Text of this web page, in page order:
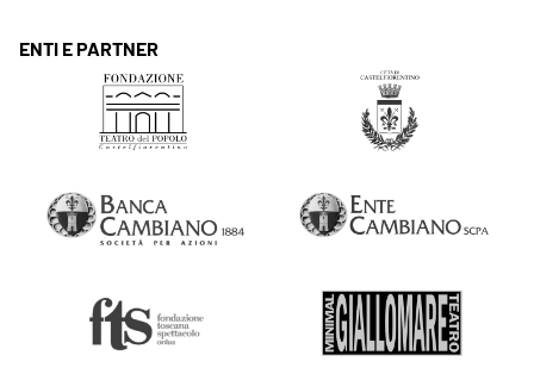
ENTI E PARTNER